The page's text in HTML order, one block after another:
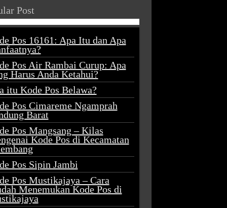
Post
Pos 16161: Apa Itu dan Apa
Pos Air Rambai Curup: Apa
Harus Anda Ketahui?
itu Kode Pos Belawa?
Pos Cimareme Ngamprah
Barat
Pos Mangsang – Kilas
Kode Pos di Kecamatan
Pos Sipin Jambi
Pos Mustikajaya – Cara
Menemukan Kode Pos di